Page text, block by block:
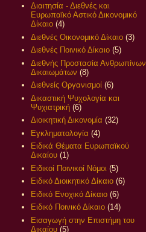
Διαιτησία - Διεθνές και
Ευρωπαϊκό Αστικό Δικονομικό
Δίκαιο (4)
Διεθνές Οικονομικό Δίκαιο (3)
Διεθνές Ποινικό Δίκαιο (5)
Διεθνής Προστασία Ανθρωπίνων
Δικαιωμάτων (8)
Διεθνείς Οργανισμοί (6)
Δικαστική Ψυχολογία και
Ψυχιατρική (6)
Διοικητική Δικονομία (32)
Εγκληματολογία (4)
Ειδικά Θέματα Ευρωπαϊκού
Δικαίου (1)
Ειδικοί Ποινικοί Νόμοι (5)
Ειδικό Διοικητικό Δίκαιο (6)
Ειδικό Ενοχικό Δίκαιο (6)
Ειδικό Ποινικό Δίκαιο (14)
Εισαγωγή στην Επιστήμη του
Δικαίου (5)